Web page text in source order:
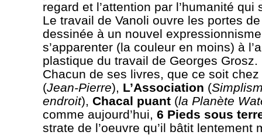
regard et l’attention par l’humanité qui
Le travail de Vanoli ouvre les portes
dessinée à un nouvel
s’apparenter (la couleur en moins) à
plastique du travail de Georges Grosz.
Chacun de ses livres, que ce soit chez
(Jean-Pierre), L’Association (
endroit), Chacal puant(la Planète
comme aujourd’hui, 6 Pieds sous
strate de l’oeuvre qu’il bâtit lentement